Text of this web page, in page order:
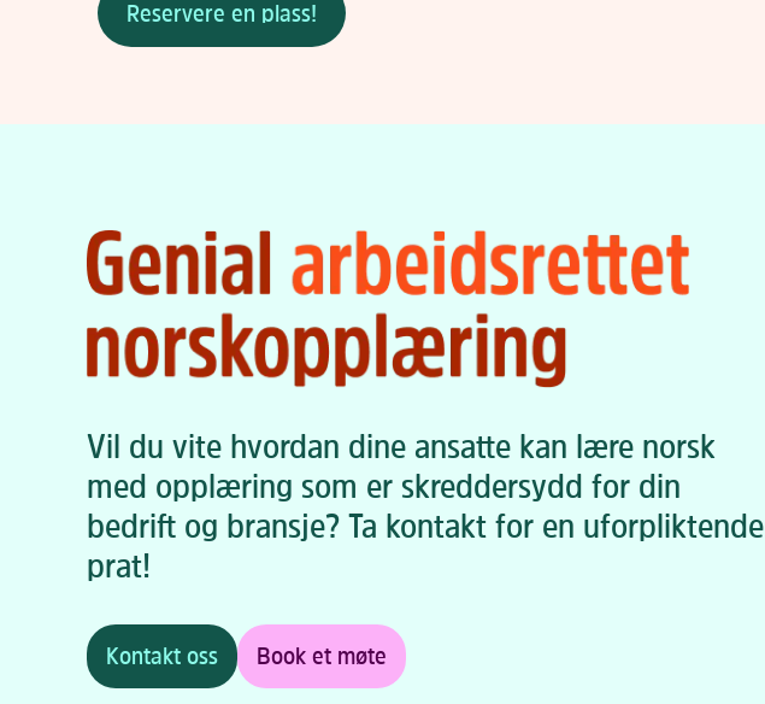
Reservere en plass!
Vil du vite hvordan dine ansatte kan lære norsk
med opplæring som er skreddersydd for din
bedrift og bransje? Ta kontakt for en uforpliktende
prat!
Kontakt oss Book et møte